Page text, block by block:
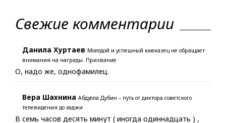
Свежие комментарии
Данила Хуртаев Молодой и успешный кавказец не обращает
внимания на награды. Призвание
О, надо же, однофамилец.
Вера Шахнина Абдулла Дубин – путь от диктора советского
телевидения до хаджи
В семь часов десять минут ( иногда одиннадцать ) ,